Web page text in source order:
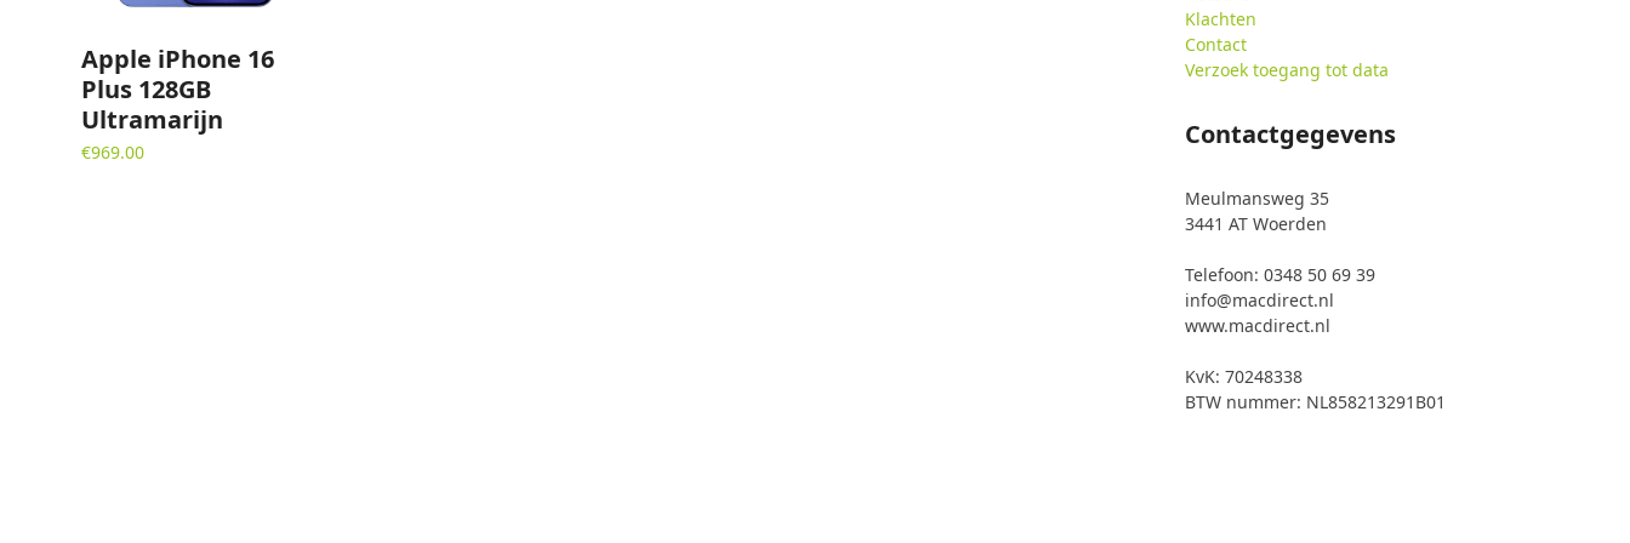
Apple iPhone 16
Plus 128GB
Ultramarijn
€969.00
Klachten
Contact
Verzoek toegang tot data
Contactgegevens
Meulmansweg 35
3441 AT Woerden
Telefoon: 0348 50 69 39
info@macdirect.nl
www.macdirect.nl
KvK: 70248338
BTW nummer: NL858213291B01